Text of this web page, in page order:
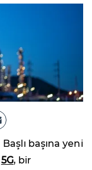
Başlı başına yeni
5G, bir